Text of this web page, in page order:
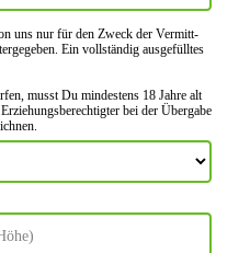
uns nur für den Zweck der Vermitt­
Ein voll­ständig ausge­fülltes
musst Du mindes­tens 18 Jahre alt
bei der Über­gabe